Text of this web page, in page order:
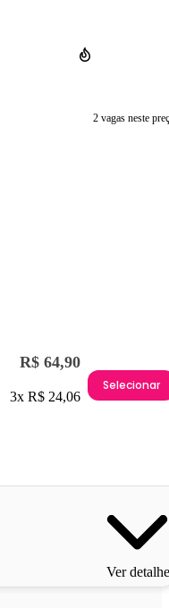
2 vagas neste
R$ 64,90
3x R$ 24,06
Selecionar
Ver